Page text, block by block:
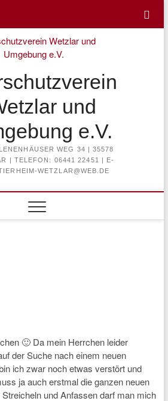
und
e.V.
WEG 34 | 35578
| TELEFON: 06441 22451 | E-
WETZLAR@WEB.DE
🙂 Da mein Herrchen leider
der Suche nach einem neuen
ich zwar noch etwas verstört und
ja auch erstmal die ganzen neuen
und Anfassen darf man mich